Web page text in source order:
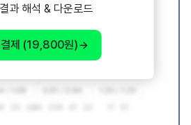
과 해석 & 다운로드
결제 (19,800원)